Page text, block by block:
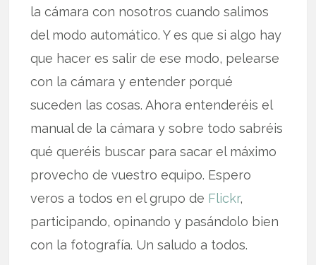
la cámara con nosotros cuando salimos
del modo automático. Y es que si algo hay
que hacer es salir de ese modo, pelearse
con la cámara y entender porqué
suceden las cosas. Ahora entenderéis el
manual de la cámara y sobre todo sabréis
qué queréis buscar para sacar el máximo
provecho de vuestro equipo. Espero
veros a todos en el grupo de Flickr,
participando, opinando y pasándolo bien
con la fotografía. Un saludo a todos.